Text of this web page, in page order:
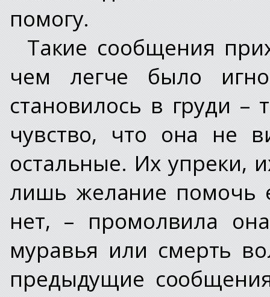
помогу.
Такие сообщения
чем легче было
становилось в груди –
чувство, что она не
остальные. Их упреки,
лишь желание помочь
нет, – промолвила
муравья или смерть
предыдущие